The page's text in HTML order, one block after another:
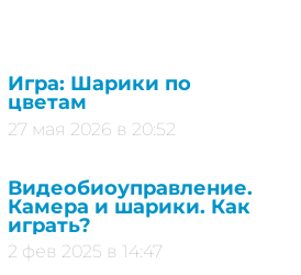
Игра: Шарики по
цветам
27 мая 2026 в 20:52
Видеобиоуправление.
Камера и шарики. Как
играть?
2 фев 2025 в 14:47